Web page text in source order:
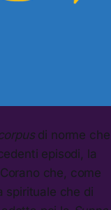
di norme che
episodi, la
che, come
spirituale che di